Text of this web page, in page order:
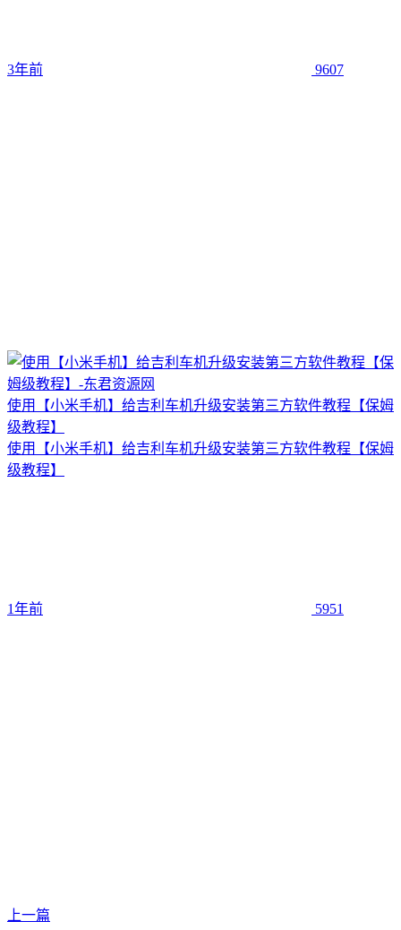
3年前 9607
使用【小米手机】给吉利车机升级安装第三方软件教程【保姆
级教程】
使用【小米手机】给吉利车机升级安装第三方软件教程【保姆
级教程】
1年前 5951
上一篇